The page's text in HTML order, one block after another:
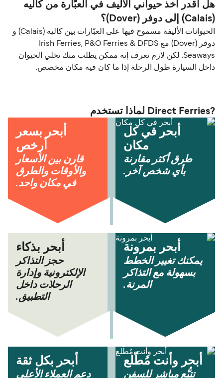
هل أقدر آخذ حيواني الأليف في العبّارة من كاليه
(Calais) إلى دوفر (Dover)؟
الحيوانات الأليفة مسموح فيها على العبّارات بين كاليه (Calais) و
دوفر (Dover) مع Irish Ferries, P&O Ferries & DFDS
Seaways. لكن لازم تعرف إنه ممكن يطلب منك تخلي الحيوان
داخل السيارة طول الرحلة إذا ما كان فيه مكان مخصص.
?Direct Ferries لماذا تستخدم
أبحر في كل
مكان
طرق أكثر مقارنة
بأي شخص آخر.
أبحر بسعر
أرخص
قارن بين الأسعار
والأوقات والطرق
في مكان واحد.
أبحر بمرونة
يمكنك تغيير الخطط
بسهولة مع التذاكر
المرنة.
أبحر بذكاء
حجز التذاكر
الإلكترونية وإدارة
الرحلات داخل
التطبيق.
أبحر وأنت مُطّلع
تتبُّع مباشر للسفن
أبحر بكل ثقة
دعم العملاء الأعلى